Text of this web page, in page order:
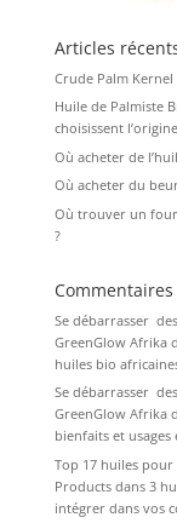
Articles
Crude Palm
Huile de Palmiste
choisissent
Où acheter de
Où acheter du
Où trouver un
?
Se débarrasser
GreenGlow Afrika
huiles bio
Se débarrasser
GreenGlow Afrika
bienfaits et usages
Top 17 huiles
Productsdans 3
intégrer dans vos